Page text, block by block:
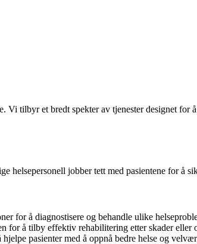
tilbyr et bredt spekter av tjenester designet for
helsepersonell jobber tett med pasientene for å
for å diagnostisere og behandle ulike
for å tilby effektiv rehabilitering etter skader eller
pasienter med å oppnå bedre helse og